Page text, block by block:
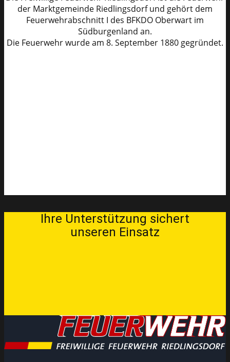
der Marktgemeinde Riedlingsdorf und gehört dem
Feuerwehrabschnitt I des BFKDO Oberwart im
Südburgenland an.
Die Feuerwehr wurde am 8. September 1880 gegründet.
Ihre Unterstütz​ung sichert
unseren Einsatz